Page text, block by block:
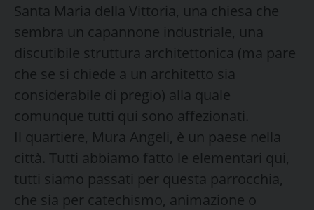
Santa Maria della Vittoria, una chiesa che
sembra un capannone industriale, una
discutibile struttura architettonica (ma pare
che se si chiede a un architetto sia
considerabile di pregio) alla quale
comunque tutti qui sono affezionati.
Il quartiere, Mura Angeli, è un paese nella
città. Tutti abbiamo fatto le elementari qui,
tutti siamo passati per questa parrocchia,
che sia per catechismo, animazione o